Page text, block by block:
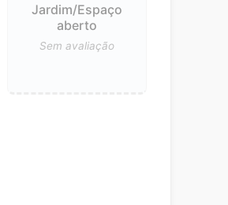
Jardim/Espaço
aberto
Sem avaliação